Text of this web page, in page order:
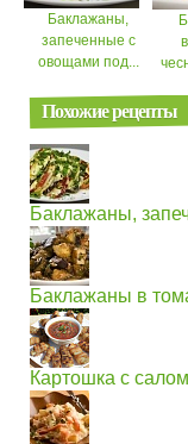
Баклажаны,
запеченные с
овощами под...
Похожие рецепты
Баклажаны,
Баклажаны в
Картошка с